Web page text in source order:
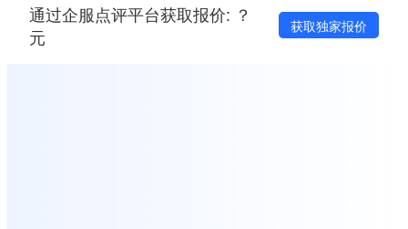
通过企服点评平台获取报价: ？
元
获取独家报价